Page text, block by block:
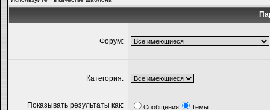
Форум:
Категория:
Показывать результаты как: Сообщения Темы